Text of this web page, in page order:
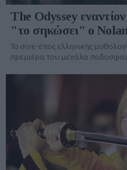
The Odyssey
"το σηκώσει" ο
Το σινε-έπος ελληνικής
πρεμιέρα του μεγάλα